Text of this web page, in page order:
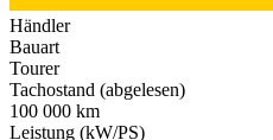
Händler
Bauart
Tourer
Tachostand (abgelesen)
100 000 km
Leistung (kW/PS)